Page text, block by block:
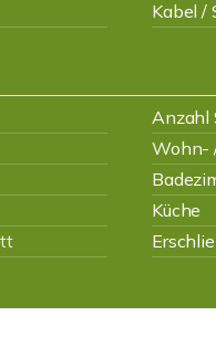
Kabel /
Anzahl
Wohn-
Küche